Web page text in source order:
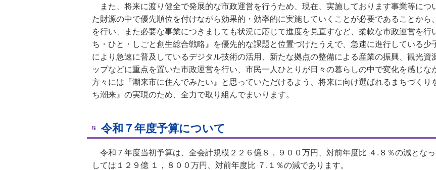
また、将来に渡り健全で発展的な市政運営を行うため、現在、実施しております事業等につ
た財源の中で優先順位を付けながら効果的・効率的に実施していくことが必要であることか
を行い、また必要な事業につきましても状況に応じて進度を見直すなど、柔軟な市政運営を行
ち・ひと・しごと創生総合戦略』を優先的な課題と位置づけたうえで、急速に進行している
により急速に普及しているデジタル技術の活用、新たな拠点の整備による産業の振興、観光
ップなどに重点を置いた市政運営を行い、市民一人ひとりが日々の暮らしの中で変化を感じ
方々には『潮来市に住んでみたい』と思っていただけるよう、将来に向け選ばれるまちづくり
ち潮来』の実現のため、全力で取り組んでまいります。
令和７年度予算について
令和７年度当初予算は、全会計規模２２６億８，９００万円、対前年度比 ４ . ８％の減とな
しては１２９億 １，８００万円、対前年度比 ７ . １％の減であります。